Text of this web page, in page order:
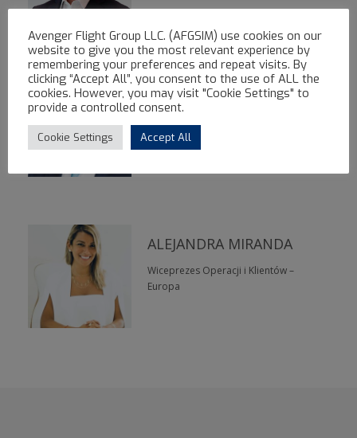
HOOMAN YAZHARI
ALEJANDRA MIRANDA
Wiceprezes Operacji i Klientów –
Europa
Avenger Flight Group LLC. (AFGSIM) use cookies on our
website to give you the most relevant experience by
remembering your preferences and repeat visits. By
clicking “Accept All”, you consent to the use of ALL the
cookies. However, you may visit "Cookie Settings" to
provide a controlled consent.
Cookie Settings Accept All